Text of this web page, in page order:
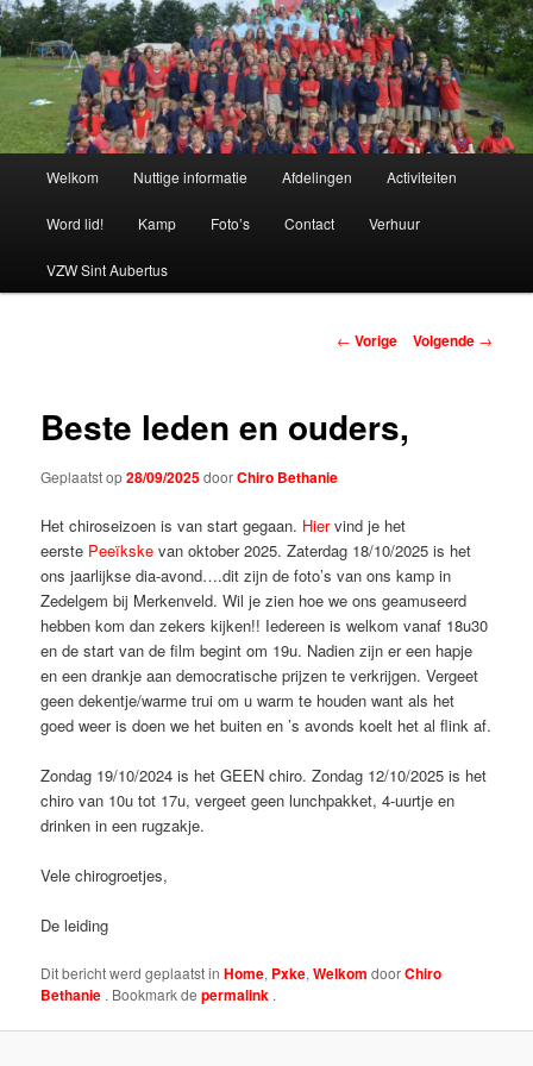
Spring
naar
de
inhoudChiro Bethanie
Welkom Nuttige informatie Afdelingen Activiteiten
Word lid! Kamp Foto’s Contact Verhuur
VZW Sint Aubertus
Berichtnavigatie
← Vorige Volgende →
Beste leden en ouders,
Geplaatst op28/09/2025doorChiro Bethanie
Het chiroseizoen is van start gegaan. Hiervind je het
eerste Peeïkske van oktober 2025. Zaterdag 18/10/2025 is het
ons jaarlijkse dia-avond….dit zijn de foto’s van ons kamp in
Zedelgem bij Merkenveld. Wil je zien hoe we ons geamuseerd
hebben kom dan zekers kijken!! Iedereen is welkom vanaf 18u30
en de start van de film begint om 19u. Nadien zijn er een hapje
en een drankje aan democratische prijzen te verkrijgen. Vergeet
geen dekentje/warme trui om u warm te houden want als het
goed weer is doen we het buiten en ’s avonds koelt het al flink af.
Zondag 19/10/2024 is het GEEN chiro. Zondag 12/10/2025 is het
chiro van 10u tot 17u, vergeet geen lunchpakket, 4-uurtje en
drinken in een rugzakje.
Vele chirogroetjes,
De leiding
Dit bericht werd geplaatst inHome, Pxke,Welkom doorChiro
Bethanie . Bookmark depermalink .